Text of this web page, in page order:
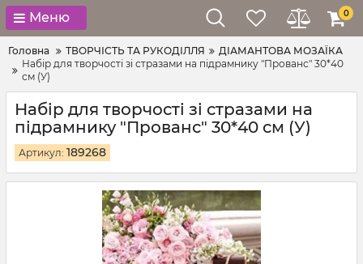
Меню 0
Головна ТВОРЧІСТЬ ТА РУКОДІЛЛЯ
ДІАМАНТОВА МОЗАЇКА
Набір для творчості зі стразами на підрамнику "Прованс" 30*40
см (У)
Набір для творчості зі стразами на
підрамнику "Прованс" 30*40 см (У)
Артикул: 189268